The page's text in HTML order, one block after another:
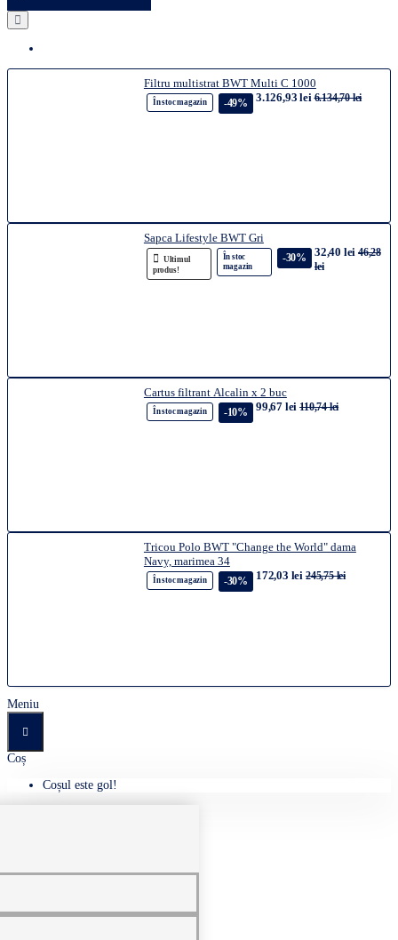
Filtru multistrat BWT Multi C 1000
În stoc magazin -49% 3.126,93 lei 6.134,70 lei
Sapca Lifestyle BWT Gri
Ultimul
produs!
În stoc
magazin
-30% 32,40 lei 46,28
lei
Cartus filtrant Alcalin x 2 buc
În stoc magazin -10% 99,67 lei 110,74 lei
Tricou Polo BWT "Change the World" dama
Navy, marimea 34
În stoc magazin -30% 172,03 lei 245,75 lei
Meniu
Coș
Coșul este gol!